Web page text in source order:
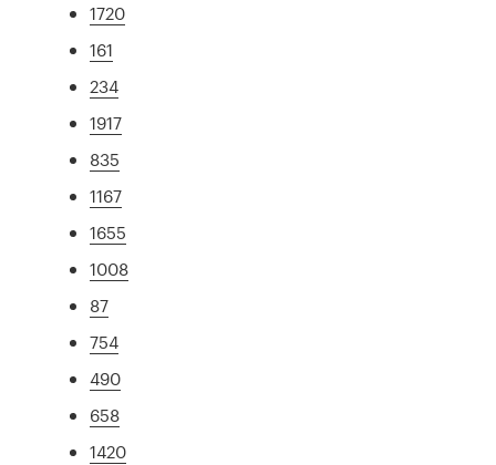
1720
161
234
1917
835
1167
1655
1008
87
754
490
658
1420